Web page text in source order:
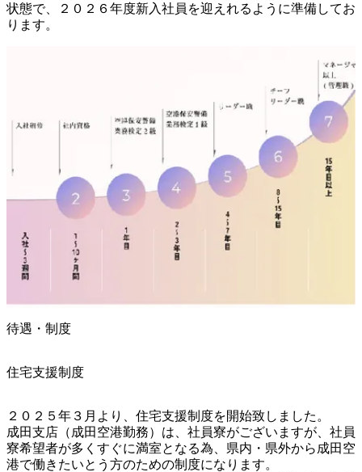
状態で、２０２６年度新入社員を迎えれるように準備してお
ります。
待遇・制度
住宅支援制度
２０２５年３月より、住宅支援制度を開始致しました。
成田支店（成田空港勤務）は、社員寮がございますが、社員
寮希望者が多くすぐに満室となる為、県内・県外から成田空
港で働きたいとう方のための制度になります。